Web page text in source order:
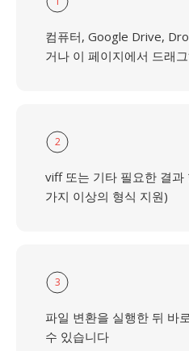
컴퓨터, Google Drive,
거나 이 페이지에서 드래
2
viff 또는 기타 필요한 결
가지 이상의 형식 지원)
3
파일 변환을 실행한 뒤 바
수 있습니다